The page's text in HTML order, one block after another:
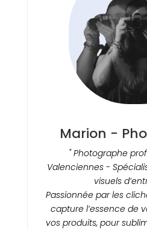
Marion -
" Photographe
Valenciennes -
visuels
Passionnée par les
capture l’essence de
vos produits, pour